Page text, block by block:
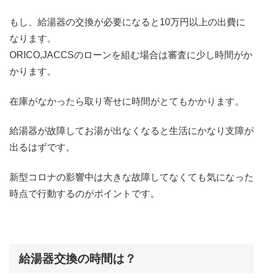
もし、給湯器の交換が必要になると10万円以上の出費に
なります。
ORICO,JACCSのローンを組む場合は審査に少し時間がか
かります。
在庫がなかったら取り寄せに時間がとてもかかります。
給湯器が故障してお湯が出なくなると生活にかなり支障が
出るはずです。
新型コロナの影響中は大きな故障してなくても気になった
時点で行動するのがポイントです。
給湯器交換の時間は？